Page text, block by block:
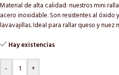
Material de alta calidad: nuestros mini
acero inoxidable. Son resistentes al óxido
lavavajillas.Ideal para rallar queso y nuez
Hay existencias
-
+